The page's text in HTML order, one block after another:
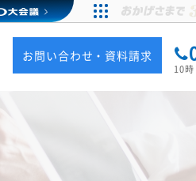
お問い合わせ・資料請求
10